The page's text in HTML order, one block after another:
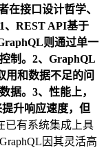
在接口设计哲学、
、REST API基于
则通过单一
制。2、GraphQL
用和数据不足的问
据。3、性能上，
升响应速度，但
已有系统集成上具
因其灵活高